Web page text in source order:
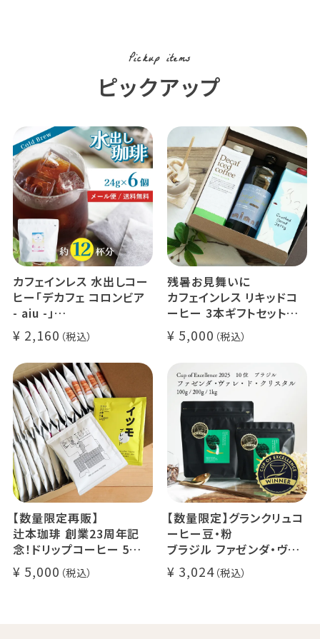
Pickup items
ピックアップ
カフェインレス 水出しコー
ヒー「デカフェ コロンビア
- aiu -」
24g×6個（約12杯分）
マウンテンウォータープロ
セス カフェインレスコーヒ
ー豆100%使用 メール便
でお届け
2,160
残暑お見舞いに
カフェインレス リキッドコ
ーヒー 3本ギフトセット
クラッシュド デカフェ ゼリ
ー 1本
デカフェ オレベース【無
糖】1本
デカフェ アイスコーヒー 1
5,000
【数量限定再販】
辻本珈琲 創業23周年記
念！ドリップコーヒー 5種
50杯セット
アニバーサリーブレンド（コ
5,000
【数量限定】グランクリュコ
ーヒー豆・粉
ブラジル ファゼンダ・ヴァ
レ・ド・クリスタル（100g /
200g / 1kg）
3,024